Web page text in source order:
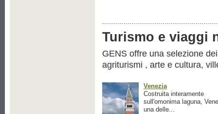
Turismo e viaggi
GENS offre una selezione
agriturismi , arte e cultura,
Venezia
Costruita interamente
sull'omonima laguna,
una delle...